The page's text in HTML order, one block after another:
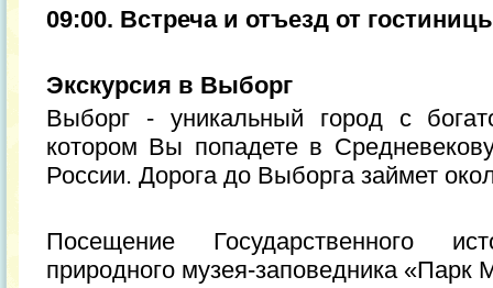
09:00. Встреча и отъезд от
Экскурсия в Выборг
Выборг - уникальный город с
котором Вы попадете в
России. Дорога до Выборга займет
Посещение Государственного
природного музея-заповедника «Парк